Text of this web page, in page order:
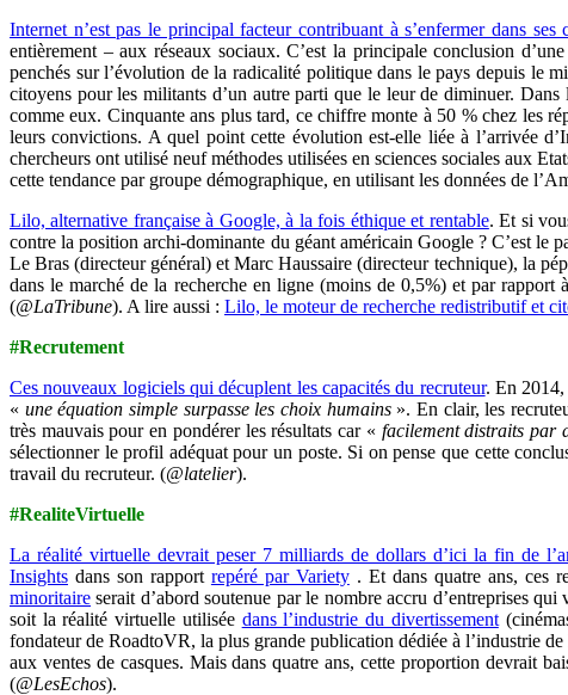
Internet n’est pas le principal facteur contribuant à s’enfermer dans ses
entièrement – aux réseaux sociaux. C’est la principale conclusion
penchés sur l’évolution de la radicalité politique dans le pays depuis le
citoyens pour les militants d’un autre parti que le leur de diminuer.
comme eux. Cinquante ans plus tard, ce chiffre monte à 50 % chez les
leurs convictions. A quel point cette évolution est-elle liée à l’arrivée
chercheurs ont utilisé neuf méthodes utilisées en sciences sociales aux
cette tendance par groupe démographique, en utilisant les données de
Lilo, alternative française à Google, à la fois éthique et rentable. Et si
contre la position archi-dominante du géant américain Google ? C’est le
Le Bras (directeur général) et Marc Haussaire (directeur technique), la
dans le marché de la recherche en ligne (moins de 0,5%) et par
(@LaTribune). A lire aussi : Lilo, le moteur de recherche redistributif et
#Recrutement
Ces nouveaux logiciels qui décuplent les capacités du recruteur. En 2014,
« une équation simple surpasse les choix humains». En clair, les
très mauvais pour en pondérer les résultats car « facilement distraits par
sélectionner le profil adéquat pour un poste. Si on pense que cette
travail du recruteur. (@latelier).
#RealiteVirtuelle
La réalité virtuelle devrait peser 7 milliards de dollars d’ici la fin de
Insights dans son rapport repéré par Variety. Et dans quatre ans, ces
minoritaire serait d’abord soutenue par le nombre accru d’entreprises
soit la réalité virtuelle utilisée dans l’industrie du divertissement
fondateur de RoadtoVR, la plus grande publication dédiée à l’industrie
aux ventes de casques. Mais dans quatre ans, cette proportion devrait
(@LesEchos).